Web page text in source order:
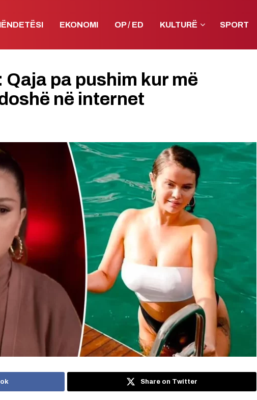
EKONOMI OP / ED KULTURË SPORT
Qaja pa pushim kur më
në internet
Share on Twitter